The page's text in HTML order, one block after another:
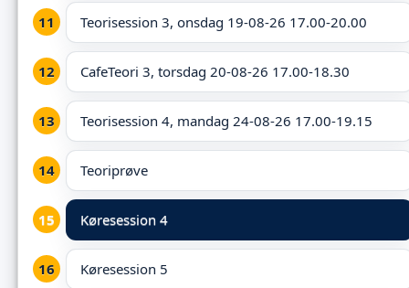
Teorisession 3, onsdag 19-08-26 17.00-20.00
CafeTeori 3, torsdag 20-08-26 17.00-18.30
Teorisession 4, mandag 24-08-26 17.00-19.15
Teoriprøve
Køresession 4
Køresession 5